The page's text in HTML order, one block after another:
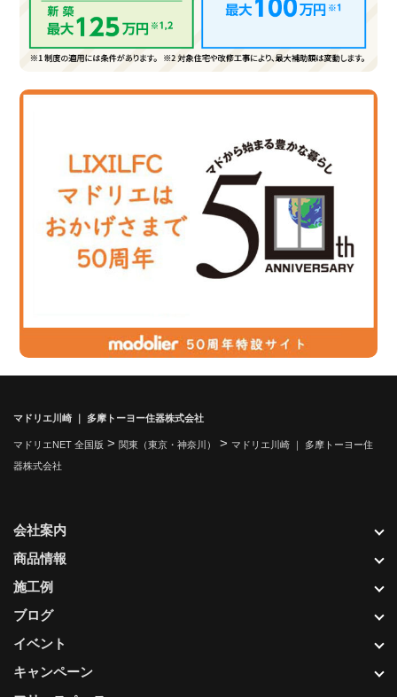
マドリエ川崎 ｜ 多摩トーヨー住器株式会社
マドリエNET 全国版 > 関東（東京・神奈川） > マドリエ川崎 ｜ 多摩トーヨー住
器株式会社
会社案内
商品情報
施工例
ブログ
イベント
キャンペーン